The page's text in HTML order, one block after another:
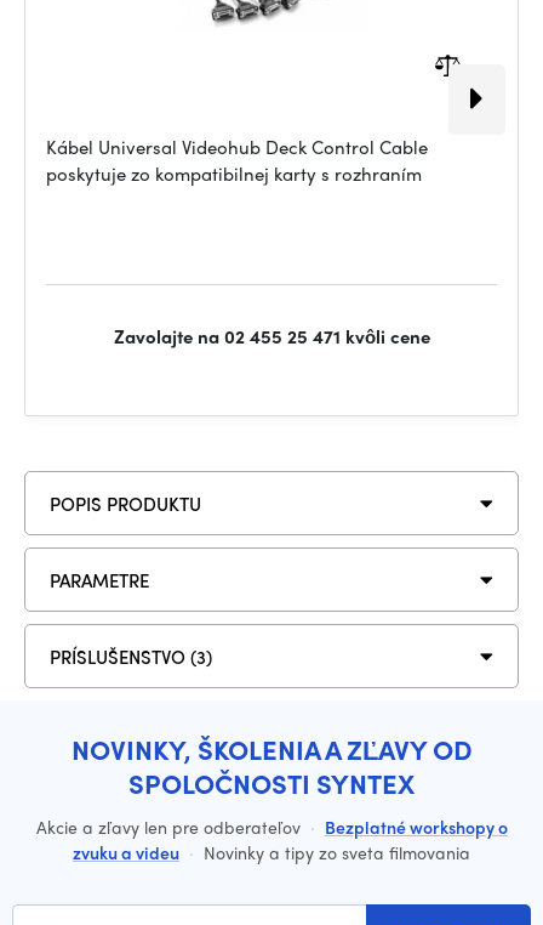
Kábel Universal Videohub Deck Control Cable
poskytuje zo kompatibilnej karty s rozhraním
Zavolajte na 02 455 25 471 kvôli cene
POPIS PRODUKTU
PARAMETRE
PRÍSLUŠENSTVO (3)
NOVINKY, ŠKOLENIA A ZĽAVY OD
SPOLOČNOSTI SYNTEX
Akcie a zľavy len pre odberateľov · Bezplatné workshopy o
zvuku a videu · Novinky a tipy zo sveta filmovania